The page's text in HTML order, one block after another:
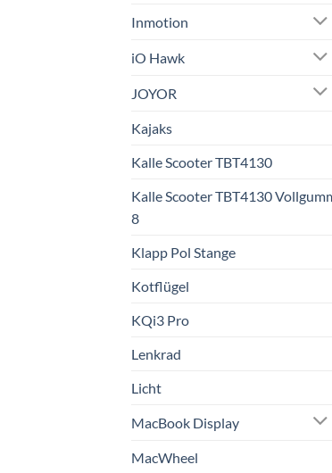
Inmotion
iO Hawk
JOYOR
Kajaks
Kalle Scooter TBT4130
Kalle Scooter TBT4130
8
Klapp Pol Stange
Kotflügel
KQi3 Pro
Lenkrad
Licht
MacBook Display
MacWheel